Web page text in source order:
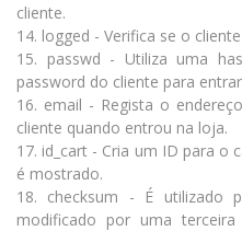
cliente.
14. logged - Verifica se o
15. passwd - Utiliza uma
password do cliente para
16. email - Regista o
cliente quando entrou na loja.
17. id_cart - Cria um ID para o
é mostrado.
18. checksum - É utilizado
modificado por uma